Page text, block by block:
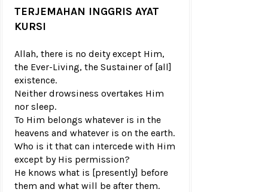
TERJEMAHAN INGGRIS AYAT
KURSI
Allah, there is no deity except Him,
the Ever-Living, the Sustainer of [all]
existence.
Neither drowsiness overtakes Him
nor sleep.
To Him belongs whatever is in the
heavens and whatever is on the earth.
Who is it that can intercede with Him
except by His permission?
He knows what is [presently] before
them and what will be after them.